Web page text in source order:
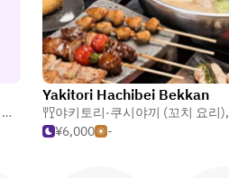
Yakitori Hachibei Bekkan
야키토리·쿠시야끼 (꼬치 요리),
¥6,000
-